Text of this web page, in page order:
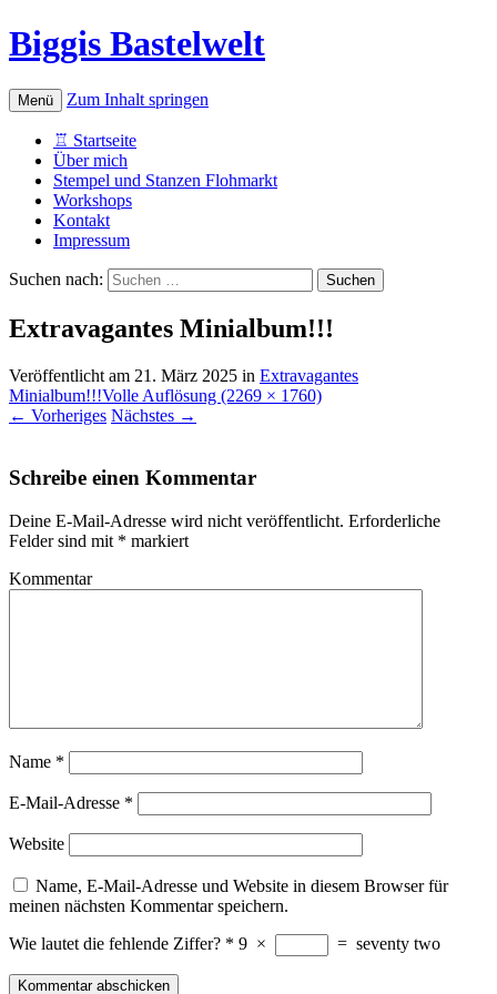
Biggis Bastelwelt
Menü Zum Inhalt springen
♖ Startseite
Über mich
Stempel und Stanzen Flohmarkt
Workshops
Kontakt
Impressum
Suchen nach:
Extravagantes Minialbum!!!
Veröffentlicht am 21. März 2025 in Extravagantes
Minialbum!!!Volle Auflösung (2269 × 1760)
← Vorheriges Nächstes →
Schreibe einen Kommentar
Deine E-Mail-Adresse wird nicht veröffentlicht. Erforderliche
Felder sind mit * markiert
Kommentar
Name *
E-Mail-Adresse *
Website
Name, E-Mail-Adresse und Website in diesem Browser für
meinen nächsten Kommentar speichern.
Wie lautet die fehlende Ziffer? * 9 × = seventy two